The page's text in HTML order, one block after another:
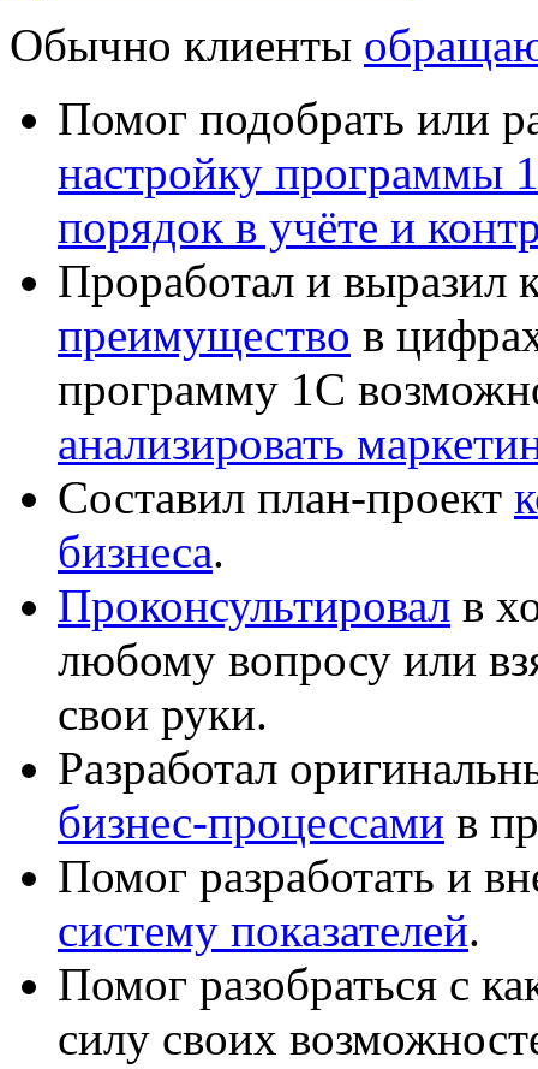
Обычно клиенты
Помог подобрать или
настройку программы
порядок в учёте и
Проработал и выразил
преимущество в
программу 1С
анализировать
Составил план-проект
бизнеса.
Проконсультировал в
любому вопросу или
свои руки.
Разработал
бизнес-процессами в
Помог разработать и
систему показателей.
Помог разобраться с
силу своих